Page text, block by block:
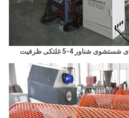
بطری های پلاستیکی ماشین های شستشوی شناور 4-5 غلتکی ظرفیت